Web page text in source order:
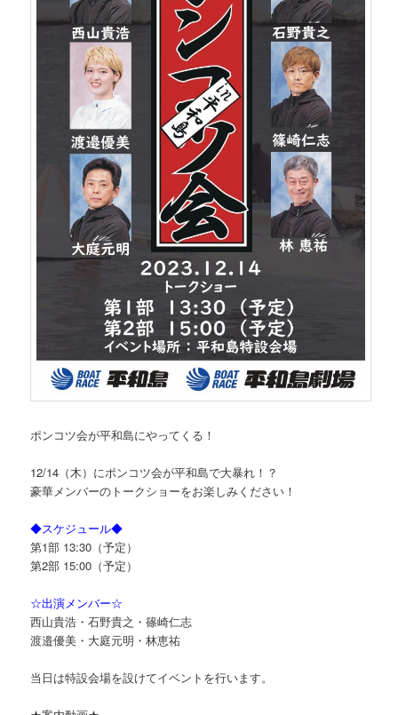
ポンコツ会が平和島にやってくる！
12/14（木）にポンコツ会が平和島で大暴れ！？
豪華メンバーのトークショーをお楽しみください！
◆スケジュール◆
第1部 13:30（予定）
第2部 15:00（予定）
☆出演メンバー☆
西山貴浩・石野貴之・篠崎仁志
渡邉優美・大庭元明・林恵祐
当日は特設会場を設けてイベントを行います。